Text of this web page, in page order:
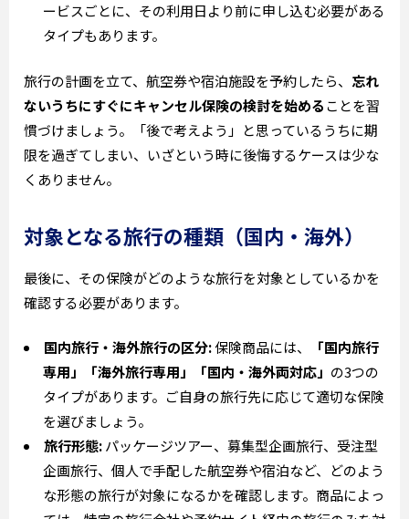
ービスごとに、その利用日より前に申し込む必要がある
タイプもあります。
旅行の計画を立て、航空券や宿泊施設を予約したら、 忘れ
ないうちにすぐにキャンセル保険の検討を始めることを習
慣づけましょう。「後で考えよう」と思っているうちに期
限を過ぎてしまい、いざという時に後悔するケースは少な
くありません。
対象となる旅行の種類（国内・海外）
最後に、その保険がどのような旅行を対象としているかを
確認する必要があります。
国内旅行・海外旅行の区分:保険商品には、
「国内旅行
専用」「海外旅行専用」「国内・海外両対応」 の3つの
タイプがあります。ご自身の旅行先に応じて適切な保険
を選びましょう。
旅行形態:パッケージツアー、募集型企画旅行、受注型
企画旅行、個人で手配した航空券や宿泊など、どのよう
な形態の旅行が対象になるかを確認します。商品によっ